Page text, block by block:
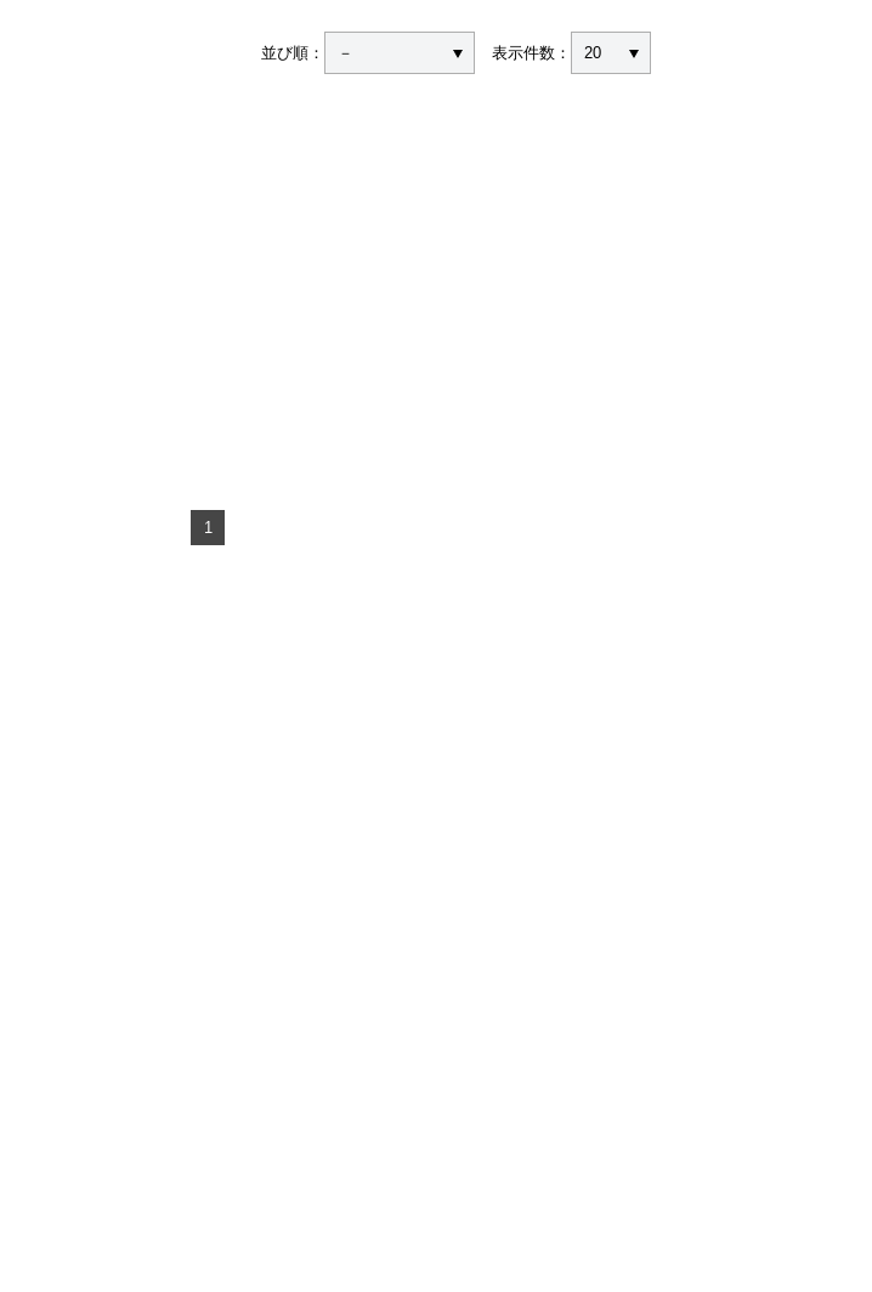
並び順： － 表示件数： 20
1